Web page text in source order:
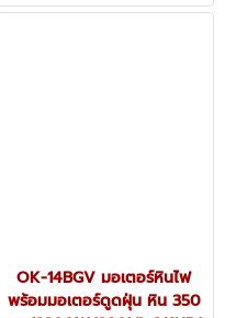
OK-14BGV มอเตอร์หินไฟ
พร้อมมอเตอร์ดูดฝุ่น หิน 350